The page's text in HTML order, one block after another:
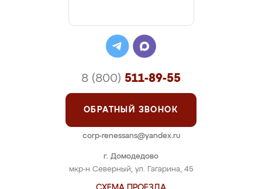
г. Домодедово
мкр-н Северный, ул. Гагарина, 45
8 (800) 511-89-55
ОБРАТНЫЙ ЗВОНОК
corp-renessans@yandex.ru